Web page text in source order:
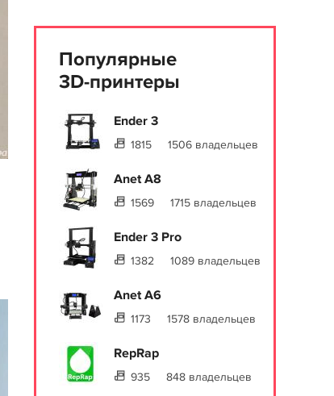
Популярные
3D-принтеры
Ender 3
1815 1506 владельцев
Anet A8
1569 1715 владельцев
Ender 3 Pro
1382 1089 владельцев
Anet A6
1173 1578 владельцев
RepRap
935 848 владельцев